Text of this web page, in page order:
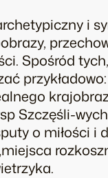
i
Spośród
Szczęśli-
o miłości i